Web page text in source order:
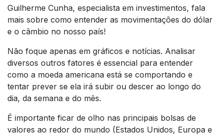
Guilherme Cunha, especialista em investimentos, fala
mais sobre como entender as movimentações do dólar
e o câmbio no nosso país!
Não foque apenas em gráficos e notícias. Analisar
diversos outros fatores é essencial para entender
como a moeda americana está se comportando e
tentar prever se ela irá subir ou descer ao longo do
dia, da semana e do mês.
É importante ficar de olho nas principais bolsas de
valores ao redor do mundo (Estados Unidos, Europa e